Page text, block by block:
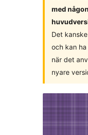
med
Det
och kan
när det
nyare